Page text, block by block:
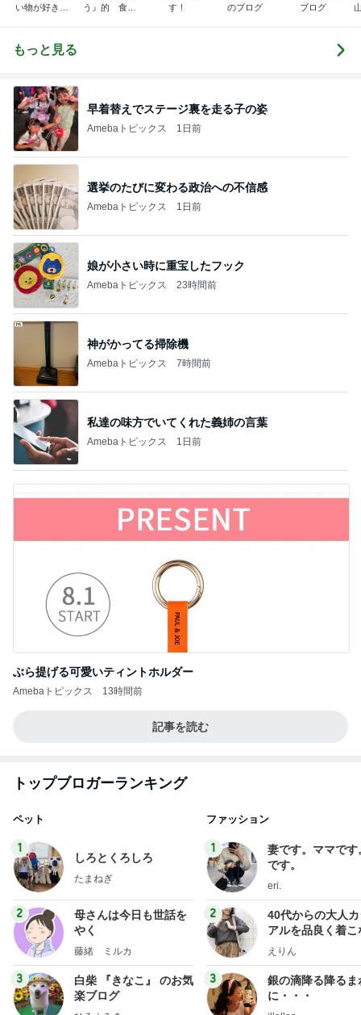
い物が好き☆
う』的 食の
す！
のブログ
ブログ
もっと見る
早着替えでステージ裏を走る子の姿
Amebaトピックス 1日前
選挙のたびに変わる政治への不信感
Amebaトピックス 1日前
娘が小さい時に重宝したフック
Amebaトピックス 23時間前
神がかってる掃除機
Amebaトピックス 7時間前
私達の味方でいてくれた義姉の言葉
Amebaトピックス 1日前
ぶら提げる可愛いティントホルダー
Amebaトピックス 13時間前
記事を読む
トップブロガーランキング
ペット
1
しろとくろしろ
たまねぎ
2
母さんは今日も世話を
やく
藤緒 ミルカ
3
白柴 『きなこ』 のお気
楽ブログ
ファッション
1
妻です。ママです
です。
eri.
2
40代からの大人
アルを品良く着こ
ファッションブロ
えりん
3
銀の滴降る降るま
に・・・